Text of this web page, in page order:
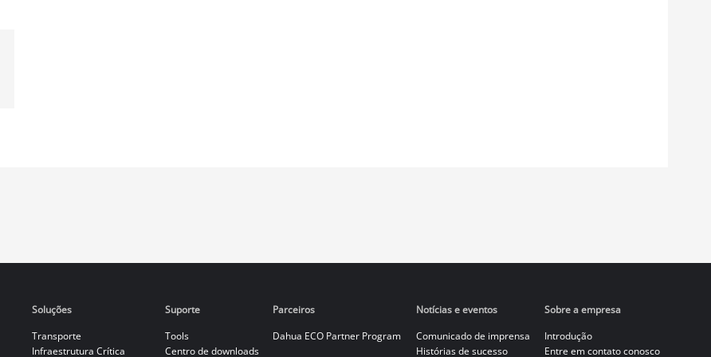
Soluções
Transporte
Infraestrutura Crítica
Suporte
Tools
Centro de downloads
Parceiros
Dahua ECO Partner Program
Notícias e eventos
Comunicado de imprensa
Histórias de sucesso
Sobre a empresa
Introdução
Entre em contato conosco